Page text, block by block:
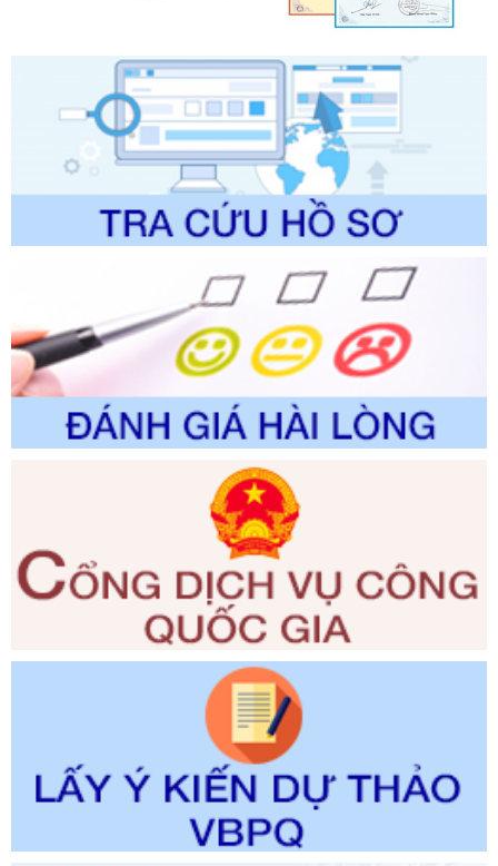
Số kí hiệu:2304/QĐ-UBND
Tên: Quyết định công bố Danh mục thủ tục hành chính
được sửa đổi, bổ sung và phê duyệt Quy trình nội bộ, quy
trình điện tử giải quyết thủ tục hành chính trong lĩnh vực Du
lịch thuộc phạm vi chức năng quản lý của Sở Văn hóa, Thể
Ngày ban hành: 01/06/2026
Số kí hiệu: 2310/QĐ-UBND
Tên: Về việc công bố Danh mục thủ tục hành chính sửa
đổi, bổ sung và phê duyệt Quy trình nội bộ, quy trình điện tử
trong giải quyết thủtục hành chính lĩnh vực biến đổi khí hậu
thuộc phạm vi giải quyết của Sở Nông nghiệp và Môi
trường
Ngày ban hành: 01/06/2026
Số kí hiệu: 2300/QĐ-UBND
Tên: V/v công bố danh mục thủ tục hành chính được sửa
giải quyết thủ tục hành chính trong lĩnh vực Luật sư thuộc
phạm vi chức năng quản lý của Sở Tư pháp
Ngày ban hành: 01/06/2026
Số kí hiệu: 351/2025/NĐ-CP
Tên: Nghị định số 351/2025/NĐ-CP của Chính phủ: Quy
định chuẩn nghèo đa chiều quốc gia giai đoạn 2026 - 2030
Ngày ban hành: 29/12/2026
3014/QĐ-UBND
Tên: Quyết định về việc công bố danh mục thủ tục hành
chính ban hành mới, sửa đổi bổ sung trong lĩnh vực hỗ trợ
đầu tư, lĩnh vực đấu thầu lựa chọn nhà thầu thuộc thẩm
quyền giải quyết của Sở Tài chính và Ban Quản lý Khu kinh
tế Đông Nam Nghệ An
Ngày ban hành: 23/09/2026
292/2026/NĐ-CP